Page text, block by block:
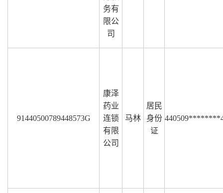
务有
限公
司
91440500789448573G
康泽
药业
连锁
有限
公司
马林
居民
身份
证